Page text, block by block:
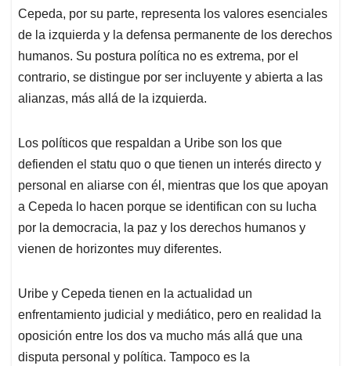
Cepeda, por su parte, representa los valores esenciales
de la izquierda y la defensa permanente de los derechos
humanos. Su postura política no es extrema, por el
contrario, se distingue por ser incluyente y abierta a las
alianzas, más allá de la izquierda.
Los políticos que respaldan a Uribe son los que
defienden el statu quo o que tienen un interés directo y
personal en aliarse con él, mientras que los que apoyan
a Cepeda lo hacen porque se identifican con su lucha
por la democracia, la paz y los derechos humanos y
vienen de horizontes muy diferentes.
Uribe y Cepeda tienen en la actualidad un
enfrentamiento judicial y mediático, pero en realidad la
oposición entre los dos va mucho más allá que una
disputa personal y política. Tampoco es la